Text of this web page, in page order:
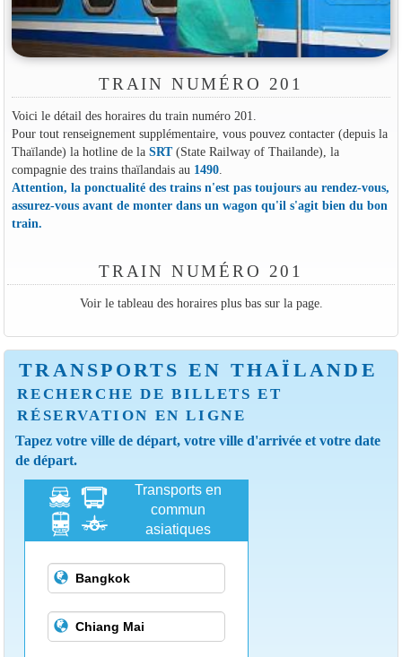
TRAIN NUMÉRO 201
Voici le détail des horaires du train numéro 201.
Pour tout renseignement supplémentaire, vous pouvez contacter (depuis la
Thaïlande) la hotline de la SRT(State Railway of Thailande), la
compagnie des trains thaïlandais au 1490.
Attention, la ponctualité des trains n'est pas toujours au rendez-vous,
assurez-vous avant de monter dans un wagon qu'il s'agit bien du bon
train.
TRAIN NUMÉRO 201
Voir le tableau des horaires plus bas sur la page.
TRANSPORTS EN THAÏLANDE
RECHERCHE DE BILLETS ET
RÉSERVATION EN LIGNE
Tapez votre ville de départ, votre ville d'arrivée et votre date
de départ.
Transports en
commun
asiatiques